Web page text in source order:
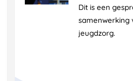
Dit is een
samenwerking
jeugdzorg.